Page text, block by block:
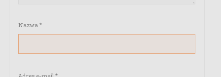
Nazwa *